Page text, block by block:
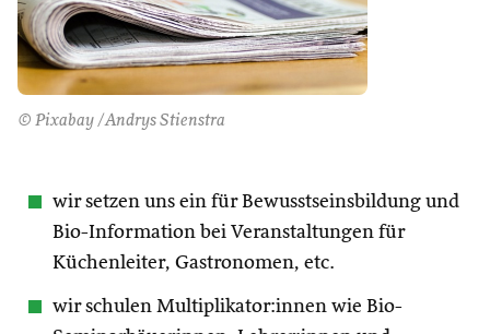
© Pixabay /Andrys Stienstra
wir setzen uns ein für Bewusstseinsbildung und
Bio-Information bei Veranstaltungen für
Küchenleiter, Gastronomen, etc.
wir schulen Multiplikator:innen wie Bio-